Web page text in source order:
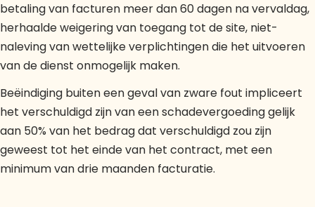
betaling van facturen meer dan 60 dagen na vervaldag,
herhaalde weigering van toegang tot de site, niet-
naleving van wettelijke verplichtingen die het uitvoeren
van de dienst onmogelijk maken.
Beëindiging buiten een geval van zware fout impliceert
het verschuldigd zijn van een schadevergoeding gelijk
aan 50% van het bedrag dat verschuldigd zou zijn
geweest tot het einde van het contract, met een
minimum van drie maanden facturatie.